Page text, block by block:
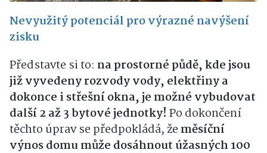
Nevyužitý potenciál pro výrazné navýšení
zisku
Představte si to: na prostorné půdě, kde jsou
již vyvedeny rozvody vody, elektřiny a
dokonce i střešní okna, je možné vybudovat
další 2 až 3 bytové jednotky! Po dokončení
těchto úprav se předpokládá, že měsíční
výnos domu může dosáhnout úžasných 100